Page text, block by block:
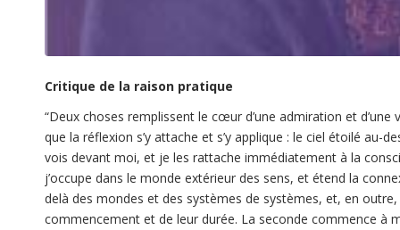
Critique de la raison pratique
“Deux choses remplissent le cœur d’une admiration et
que la réflexion s’y attache et s’y applique : le ciel étoilé
vois devant moi, et je les rattache immédiatement à la
j’occupe dans le monde extérieur des sens, et étend la
delà des mondes et des systèmes de systèmes, et, en
commencement et de leur durée. La seconde commence à